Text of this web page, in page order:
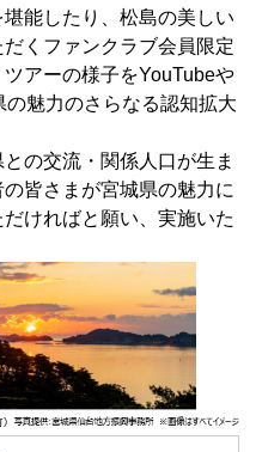
能したり、松島の美しい
くファンクラブ会員限定
アーの様子をYouTubeや
魅力のさらなる認知拡大
の交流・関係人口が生ま
皆さまが宮城県の魅力に
ければと願い、実施いた